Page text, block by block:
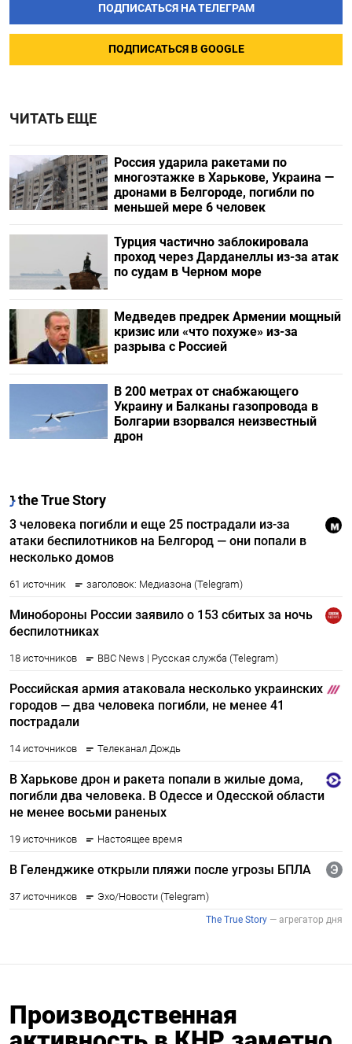
ПОДПИСАТЬСЯ НА ТЕЛЕГРАМ
ПОДПИСАТЬСЯ В GOOGLE
ЧИТАТЬ ЕЩЕ
Россия ударила ракетами по
многоэтажке в Харькове, Украина —
дронами в Белгороде, погибли по
меньшей мере 6 человек
Турция частично заблокировала
проход через Дарданеллы из-за атак
по судам в Черном море
Медведев предрек Армении мощный
кризис или «что похуже» из-за
разрыва с Россией
В 200 метрах от снабжающего
Украину и Балканы газопровода в
Болгарии взорвался неизвестный
дрон
Производственная